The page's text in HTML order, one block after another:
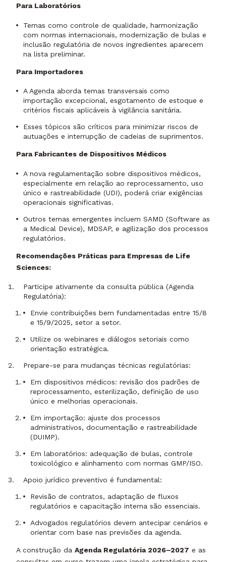
Para Laboratórios
Temas como controle de qualidade, harmonização
com normas internacionais, modernização de bulas e
inclusão regulatória de novos ingredientes aparecem
na lista preliminar.
Para Importadores
A Agenda aborda temas transversais como
importação excepcional, esgotamento de estoque e
critérios fiscais aplicáveis à vigilância sanitária.
Esses tópicos são críticos para minimizar riscos de
autuações e interrupção de cadeias de suprimentos.
Para Fabricantes de Dispositivos Médicos
A nova regulamentação sobre dispositivos médicos,
especialmente em relação ao reprocessamento, uso
único e rastreabilidade (UDI), poderá criar exigências
operacionais significativas.
Outros temas emergentes incluem SAMD (Software as
a Medical Device), MDSAP, e agilização dos processos
regulatórios.
Recomendações Práticas para Empresas de Life
Sciences:
Participe ativamente da consulta pública (Agenda
Regulatória):
Envie contribuições bem fundamentadas entre 15/8
e 15/9/2025, setor a setor.
Utilize os webinares e diálogos setoriais como
orientação estratégica.
Prepare-se para mudanças técnicas regulatórias:
Em dispositivos médicos: revisão dos padrões de
reprocessamento, esterilização, definição de uso
único e melhorias operacionais.
Em importação: ajuste dos processos
administrativos, documentação e rastreabilidade
(DUIMP).
Em laboratórios: adequação de bulas, controle
toxicológico e alinhamento com normas GMP/ISO.
Apoio jurídico preventivo é fundamental:
Revisão de contratos, adaptação de fluxos
regulatórios e capacitação interna são essenciais.
Advogados regulatórios devem antecipar cenários e
orientar com base nas previsões da agenda.
A construção da Agenda Regulatória 2026–2027 e as